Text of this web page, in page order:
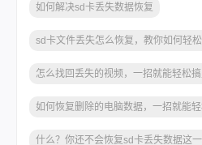
如何解决sd卡丢失数据恢复
sd卡文件丢失怎么恢复，教你如何轻
怎么找回丢失的视频，一招就能轻松
如何恢复删除的电脑数据，一招就能
什么？你还不会恢复sd卡丢失数据这一